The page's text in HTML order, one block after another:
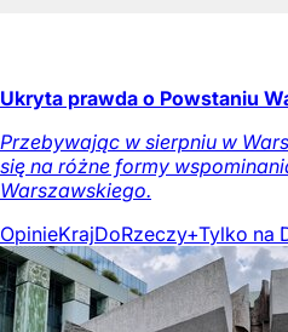
Ukryta prawda o Powstaniu
Przebywając w sierpniu w
się na różne formy
Warszawskiego.
OpinieKrajDoRzeczy+Tylko na